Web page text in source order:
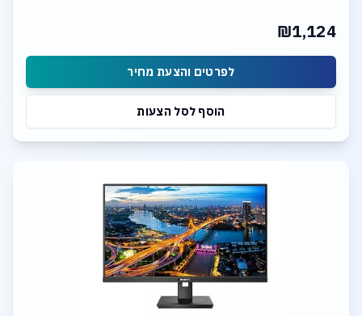
₪1,124
לפרטים והצעת מחיר
הוסף לסל הצעות